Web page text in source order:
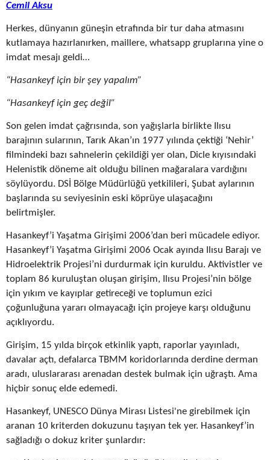
Cemil Aksu
Herkes, dünyanın güneşin etrafında bir tur daha atmasını
kutlamaya hazırlanırken, maillere, whatsapp gruplarına yine o
imdat mesajı geldi…
“Hasankeyf için bir şey yapalım”
“Hasankeyf için geç değil”
Son gelen imdat çağrısında, son yağışlarla birlikte Ilısu
barajının sularının, Tarık Akan’ın 1977 yılında çektiği ‘Nehir’
filmindeki bazı sahnelerin çekildiği yer olan, Dicle kıyısındaki
Helenistik döneme ait olduğu bilinen mağaralara vardığını
söylüyordu. DSİ Bölge Müdürlüğü yetkilileri, Şubat aylarının
başlarında su seviyesinin eski köprüye ulaşacağını
belirtmişler.
Hasankeyf’i Yaşatma Girişimi 2006’dan beri mücadele ediyor.
Hasankeyf’i Yaşatma Girişimi 2006 Ocak ayında Ilısu Barajı ve
Hidroelektrik Projesi’ni durdurmak için kuruldu. Aktivistler ve
toplam 86 kuruluştan oluşan girişim, Ilısu Projesi’nin bölge
için yıkım ve kayıplar getireceği ve toplumun ezici
çoğunluğuna yararı olmayacağı için projeye karşı olduğunu
açıklıyordu.
Girişim, 15 yılda birçok etkinlik yaptı, raporlar yayınladı,
davalar açtı, defalarca TBMM koridorlarında derdine derman
aradı, uluslararası arenadan destek bulmak için uğraştı. Ama
hiçbir sonuç elde edemedi.
Hasankeyf, UNESCO Dünya Mirası Listesi'ne girebilmek için
aranan 10 kriterden dokuzunu taşıyan tek yer. Hasankeyf’in
sağladığı o dokuz kriter şunlardır: